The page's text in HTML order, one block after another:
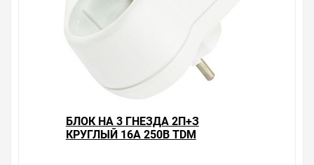
БЛОК НА 3 ГНЕЗДА 2П+З
КРУГЛЫЙ 16А 250B TDM